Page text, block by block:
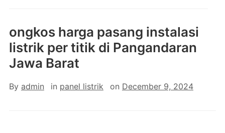
ongkos harga pasang instalasi
listrik per titik di Pangandaran
Jawa Barat
By admin in panel listrik on December 9, 2024